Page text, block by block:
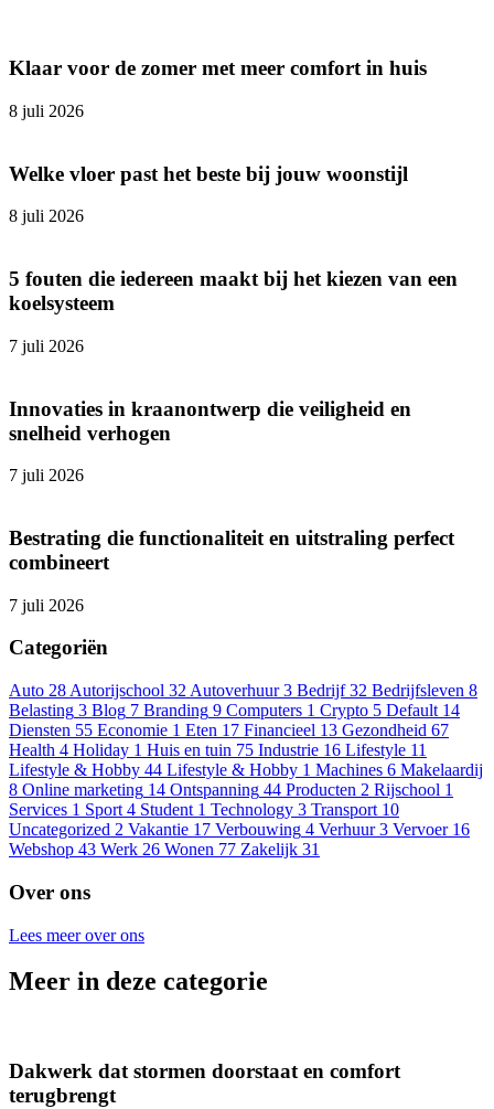
Klaar voor de zomer met meer comfort in huis
8 juli 2026
Welke vloer past het beste bij jouw woonstijl
8 juli 2026
5 fouten die iedereen maakt bij het kiezen van een
koelsysteem
7 juli 2026
Innovaties in kraanontwerp die veiligheid en
snelheid verhogen
7 juli 2026
Bestrating die functionaliteit en uitstraling perfect
combineert
7 juli 2026
Categoriën
Auto 28 Autorijschool 32 Autoverhuur 3 Bedrijf 32 Bedrijfsleven 8
Belasting 3 Blog 7 Branding 9 Computers 1 Crypto 5 Default 14
Diensten 55 Economie 1 Eten 17 Financieel 13 Gezondheid 67
Health 4 Holiday 1 Huis en tuin 75 Industrie 16 Lifestyle 11
Lifestyle & Hobby 44 Lifestyle & Hobby 1 Machines 6 Makelaardij
8 Online marketing 14 Ontspanning 44 Producten 2 Rijschool 1
Services 1 Sport 4 Student 1 Technology 3 Transport 10
Uncategorized 2 Vakantie 17 Verbouwing 4 Verhuur 3 Vervoer 16
Webshop 43 Werk 26 Wonen 77 Zakelijk 31
Over ons
Lees meer over ons
Meer in deze categorie
Dakwerk dat stormen doorstaat en comfort
terugbrengt